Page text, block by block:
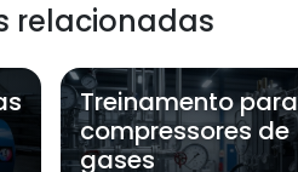
relacionadas
Treinamento para
compressores de
gases